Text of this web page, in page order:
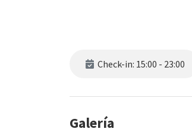
Check-in: 15:00 - 23:00
Galería